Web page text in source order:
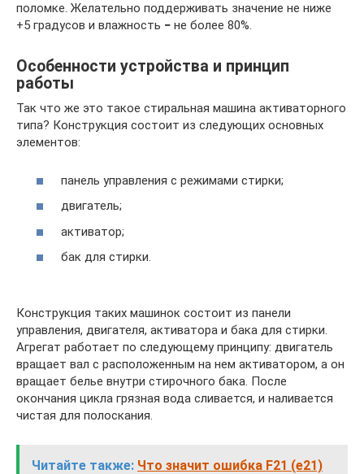
поломке. Желательно поддерживать значение не ниже
+5 градусов и влажность − не более 80%.
Особенности устройства и принцип
работы
Так что же это такое стиральная машина активаторного
типа? Конструкция состоит из следующих основных
элементов:
панель управления с режимами стирки;
двигатель;
активатор;
бак для стирки.
Конструкция таких машинок состоит из панели
управления, двигателя, активатора и бака для стирки.
Агрегат работает по следующему принципу: двигатель
вращает вал с расположенным на нем активатором, а он
вращает белье внутри стирочного бака. После
окончания цикла грязная вода сливается, и наливается
чистая для полоскания.
Читайте также: Что значит ошибка F21 (е21)